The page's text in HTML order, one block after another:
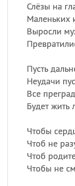
Слёзы на
Маленьких
Выросли
Пусть
Неудачи
Все
Будет жить
Чтобы
Чтоб не
Чтоб
Чтобы не